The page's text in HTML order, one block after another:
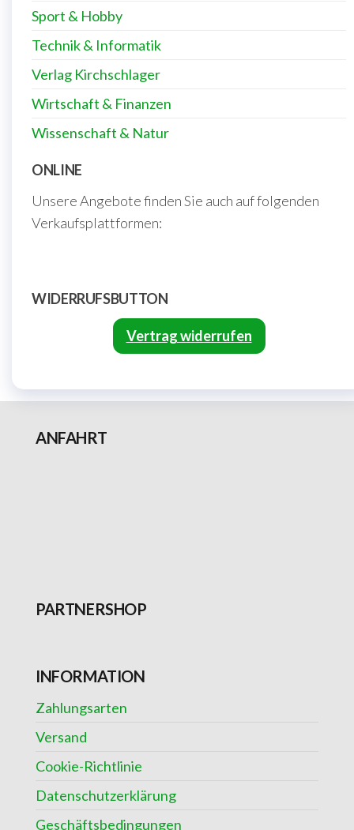
Sport & Hobby
Technik & Informatik
Verlag Kirchschlager
Wirtschaft & Finanzen
Wissenschaft & Natur
ONLINE
Unsere Angebote finden Sie auch auf folgenden
Verkaufsplattformen:
WIDERRUFSBUTTON
Vertrag widerrufen
ANFAHRT
PARTNERSHOP
INFORMATION
Zahlungsarten
Versand
Cookie-Richtlinie
Datenschutzerklärung
Geschäftsbedingungen